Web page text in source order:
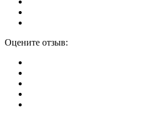
Оцените отзыв: